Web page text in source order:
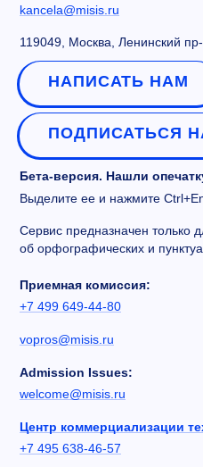
kancela@misis.ru
119049, Москва, Ленинский пр-
НАПИСАТЬ НАМ
ПОДПИСАТЬСЯ
Бета-версия. Нашли
Выделите ее и нажмите
Сервис предназначен только
об орфографических и
Приемная комиссия:
+7 499 649-44-80
vopros@misis.ru
Admission Issues:
welcome@misis.ru
Центр коммерциализации
+7 495 638-46-57